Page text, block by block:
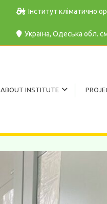
Інститут кліматично
Україна, Одеська обл.
ABOUT INSTITUTE